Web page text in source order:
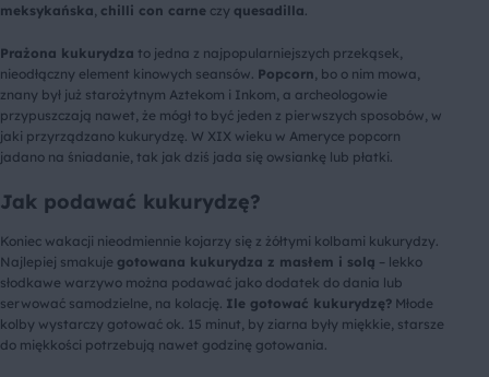
meksykańska chilli con carne czy quesadilla
Prażona kukurydza to jedna z najpopularniejszych przekąsek,
nieodłączny element kinowych seansów. Popcorn , bo o nim mowa,
znany był już starożytnym Aztekom i Inkom, a archeologowie
przypuszczają nawet, że mógł to być jeden z pierwszych sposobów, w
jaki przyrządzano kukurydzę. W XIX wieku w Ameryce popcorn
jadano na śniadanie, tak jak dziś jada się owsiankę lub płatki.
Jak podawać kukurydzę?
Koniec wakacji nieodmiennie kojarzy się z żółtymi kolbami kukurydzy.
Najlepiej smakuje gotowana kukurydza z masłem i solą – lekko
słodkawe warzywo można podawać jako dodatek do dania lub
serwować samodzielne, na kolację. Ile gotować kukurydzę? Młode
kolby wystarczy gotować ok. 15 minut, by ziarna były miękkie, starsze
do miękkości potrzebują nawet godzinę gotowania.